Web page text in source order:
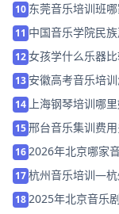
10 东莞音乐培训班
11 中国音乐学院民
12女孩学什么乐器
13 安徽高考音乐培
14 上海钢琴培训哪里
15邢台音乐集训费用
162026年北京哪家
生」
17杭州音乐培训—杭
182025年北京音乐